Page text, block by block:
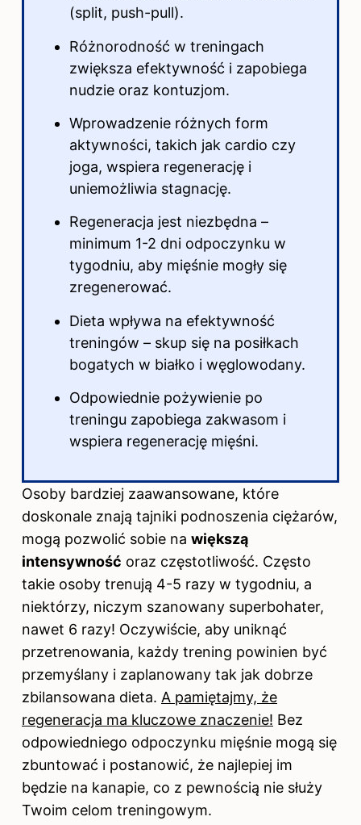
(split, push-pull).
Różnorodność w treningach
zwiększa efektywność i zapobiega
nudzie oraz kontuzjom.
Wprowadzenie różnych form
aktywności, takich jak cardio czy
joga, wspiera regenerację i
uniemożliwia stagnację.
Regeneracja jest niezbędna –
minimum 1-2 dni odpoczynku w
tygodniu, aby mięśnie mogły się
zregenerować.
Dieta wpływa na efektywność
treningów – skup się na posiłkach
bogatych w białko i węglowodany.
Odpowiednie pożywienie po
treningu zapobiega zakwasom i
wspiera regenerację mięśni.
Osoby bardziej zaawansowane, które
doskonale znają tajniki podnoszenia ciężarów,
mogą pozwolić sobie na większą
intensywność oraz częstotliwość. Często
takie osoby trenują 4-5 razy w tygodniu, a
niektórzy, niczym szanowany superbohater,
nawet 6 razy! Oczywiście, aby uniknąć
przetrenowania, każdy trening powinien być
przemyślany i zaplanowany tak jak dobrze
zbilansowana dieta. A pamiętajmy, że
regeneracja ma kluczowe znaczenie! Bez
odpowiedniego odpoczynku mięśnie mogą się
zbuntować i postanowić, że najlepiej im
będzie na kanapie, co z pewnością nie służy
Twoim celom treningowym.